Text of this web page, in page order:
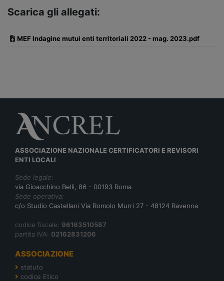
Scarica gli allegati:
MEF Indagine mutui enti territoriali 2022 - mag. 2023.pdf
ASSOCIAZIONE NAZIONALE CERTIFICATORI E REVISORI
ENTI LOCALI
Sede legale:
via Gioacchino Belli, 86 - 00193 Roma
Sede operativa:
c/o Studio Castellani Via Romolo Murri 27 - 48124 Ravenna
codice fiscale: 96163510587
partita IVA: 02162831206
ASSOCIAZIONE
statuto
codice Etico